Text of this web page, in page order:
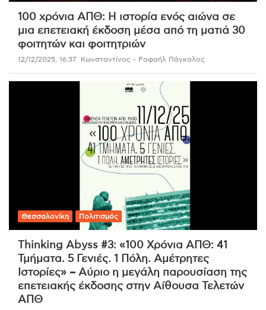
100 χρόνια ΑΠΘ: Η ιστορία ενός αιώνα σε
μια επετειακή έκδοση μέσα από τη ματιά 30
φοιτητών και φοιτητριών
12/12/2025, 16:37 Κωνσταντίνος - Ραφαήλ Πάγκαλος
Θεσσαλονίκη Πολιτισμός
Thinking Abyss #3: «100 Χρόνια ΑΠΘ: 41
Τμήματα. 5 Γενιές. 1 Πόλη. Αμέτρητες
Ιστορίες» – Αύριο η μεγάλη παρουσίαση της
επετειακής έκδοσης στην Αίθουσα Τελετών
ΑΠΘ